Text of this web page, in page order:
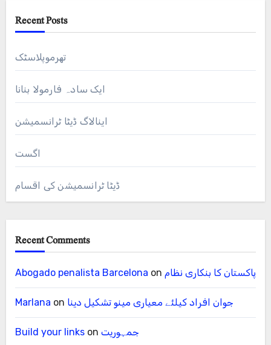
Recent Posts
تھرموپلاسٹک
ایک سادہ فارمولا بنانا
اینالاگ ڈیٹا ٹرانسمیشن
اگست
ڈیٹا ٹرانسمیشن کی اقسام
Recent Comments
Abogado penalista Barcelona on پاکستان کا بنکاری نظام
Marlana on جوان افراد کیلئے معیاری مینو تشکیل دینا
Build your linkson جمہوریت